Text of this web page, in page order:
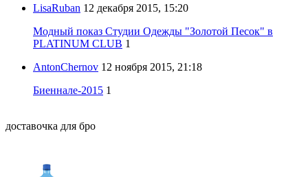
LisaRuban 12 декабря 2015, 15:20
Модный показ Студии Одежды "Золотой Песок" в
PLATINUM CLUB 1
AntonChernov 12 ноября 2015, 21:18
Биеннале-2015 1
доставочка для бро